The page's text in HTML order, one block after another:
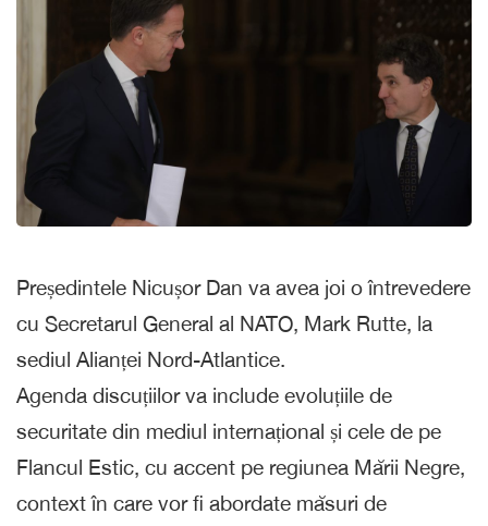
Președintele Nicușor Dan va avea joi o întrevedere
cu Secretarul General al NATO, Mark Rutte, la
sediul Alianței Nord-Atlantice.
Agenda discuțiilor va include evoluțiile de
securitate din mediul internațional și cele de pe
Flancul Estic, cu accent pe regiunea Mării Negre,
context în care vor fi abordate măsuri de